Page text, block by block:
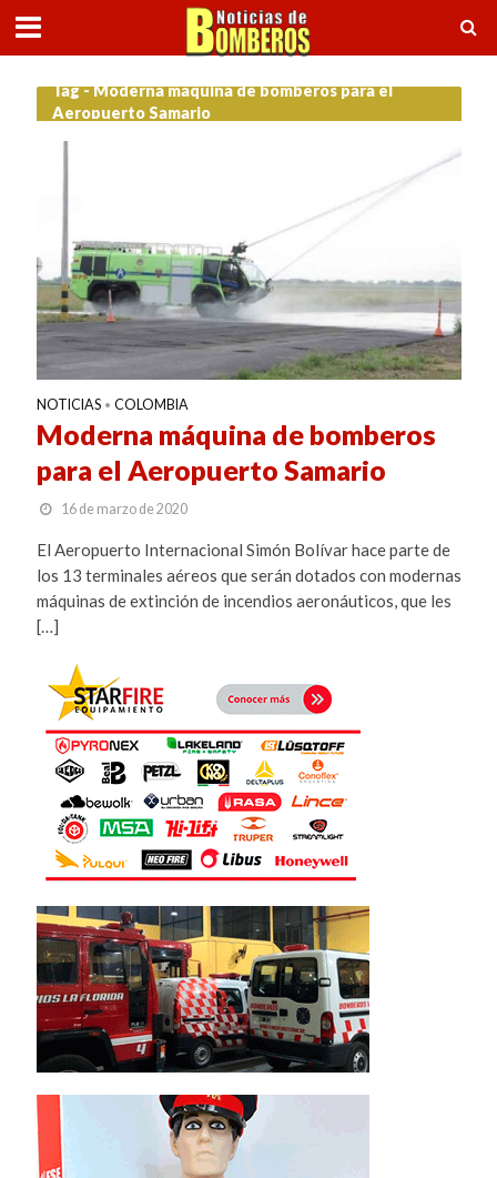
Tag - Moderna máquina de bomberos para el
Aeropuerto Samario
NOTICIAS • COLOMBIA
Moderna máquina de bomberos
para el Aeropuerto Samario
16 de marzo de 2020
El Aeropuerto Internacional Simón Bolívar hace parte de
los 13 terminales aéreos que serán dotados con modernas
máquinas de extinción de incendios aeronáuticos, que les
[…]